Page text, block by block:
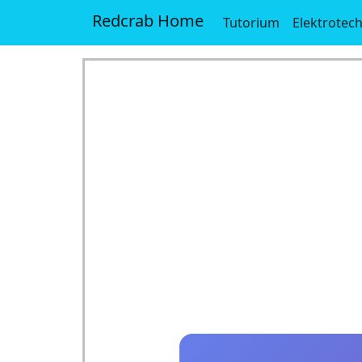
Redcrab Home Tutorium